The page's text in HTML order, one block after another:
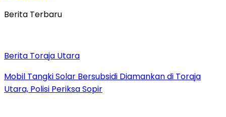
Berita Terbaru
Berita Toraja Utara
Mobil Tangki Solar Bersubsidi Diamankan di Toraja
Utara, Polisi Periksa Sopir